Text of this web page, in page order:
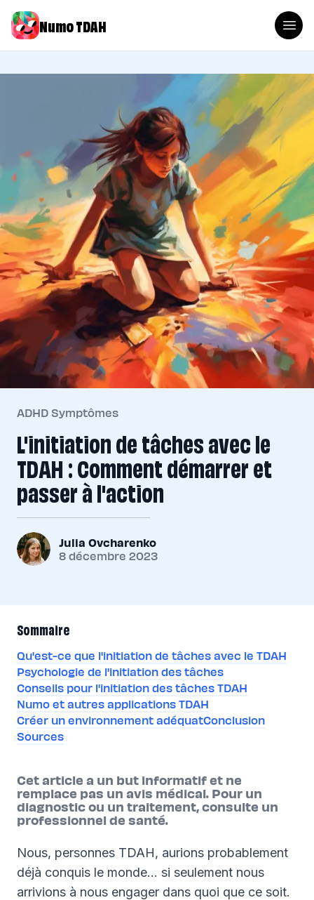
Numo TDAH
ADHD Symptômes
L'initiation de tâches avec le
TDAH : Comment démarrer et
passer à l'action
Julia Ovcharenko
8 décembre 2023
Sommaire
Qu'est-ce que l'initiation de tâches avec le TDAH
Psychologie de l'initiation des tâches
Conseils pour l'initiation des tâches TDAH
Numo et autres applications TDAH
Créer un environnement adéquatConclusion
Sources
Cet article a un but informatif et ne
remplace pas un avis médical. Pour un
diagnostic ou un traitement, consulte un
professionnel de santé.
Nous, personnes TDAH, aurions probablement
déjà conquis le monde… si seulement nous
arrivions à nous engager dans quoi que ce soit.